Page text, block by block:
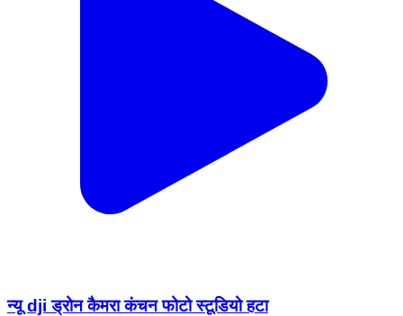
न्यू dji ड्रोन कैमरा कंचन फोटो स्टूडियो हटा